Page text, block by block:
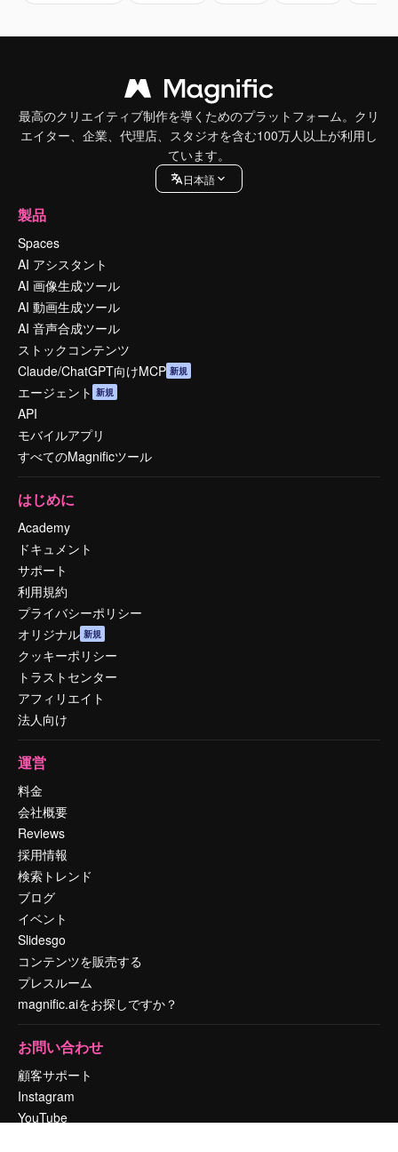
最高のクリエイティブ制作を導くためのプラットフォーム。クリ
エイター、企業、代理店、スタジオを含む100万人以上が利用し
ています。
日本語
製品
Spaces
AI アシスタント
AI 画像生成ツール
AI 動画生成ツール
AI 音声合成ツール
ストックコンテンツ
Claude/ChatGPT向けMCP 新規
エージェント 新規
API
モバイルアプリ
すべてのMagnificツール
はじめに
Academy
ドキュメント
サポート
利用規約
プライバシーポリシー
オリジナル 新規
クッキーポリシー
トラストセンター
アフィリエイト
法人向け
運営
料金
会社概要
Reviews
採用情報
検索トレンド
ブログ
イベント
Slidesgo
コンテンツを販売する
プレスルーム
magnific.aiをお探しですか？
お問い合わせ
顧客サポート
Instagram
YouTube